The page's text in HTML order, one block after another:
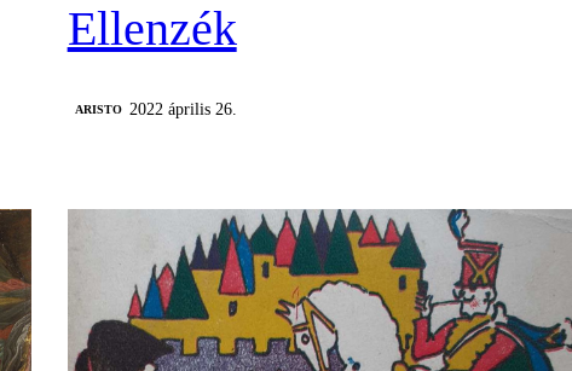
Ellenzék
ARISTO 2022 április 26.